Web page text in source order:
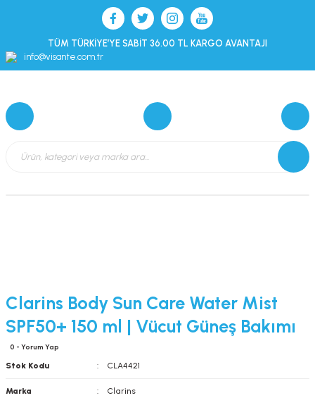
TÜM TÜRKİYE’YE SABİT 36.00 TL KARGO AVANTAJI
info@visante.com.tr
Clarins Body Sun Care Water Mist
SPF50+ 150 ml | Vücut Güneş Bakımı
0 - Yorum Yap
Stok Kodu CLA4421
Marka Clarins